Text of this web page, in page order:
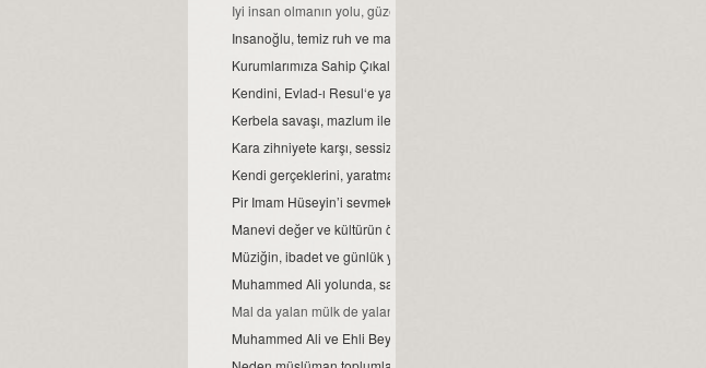
Iyi insan olmanın yolu, güzel ahlaktan geçer…
Insanoğlu, temiz ruh ve masum karekterle doğar…
Kurumlarımıza Sahip Çıkalım...
Kendini, Evlad-ı Resul‘e yamalayanlar…
Kerbela savaşı, mazlum ile zalimin savaşıdır...
Kara zihniyete karşı, sessiz kalma ayağa kalk...
Kendi gerçeklerini, yaratmaya kalkan ikrarsızlar...
Pir Imam Hüseyin’i sevmek, gönül işidir…
Manevi değer ve kültürün önemi…
Müziğin, ibadet ve günlük yaşamdaki yeri...
Muhammed Ali yolunda, sahiplenme vardır…
Mal da yalan mülk de yalan, var biraz da sen oyalan…
Muhammed Ali ve Ehli Beyt sevgisinde bütünleşelim…